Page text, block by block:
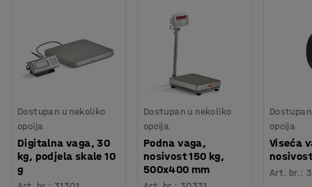
Dostupan u nekoliko
opcija
Digitalna vaga, 30
kg, podjela skale 10
g
Dostupan u nekoliko
opcija
Podna vaga,
nosivost 150 kg,
500x400 mm
opcija
Viseća
nosivost
Art. br.: